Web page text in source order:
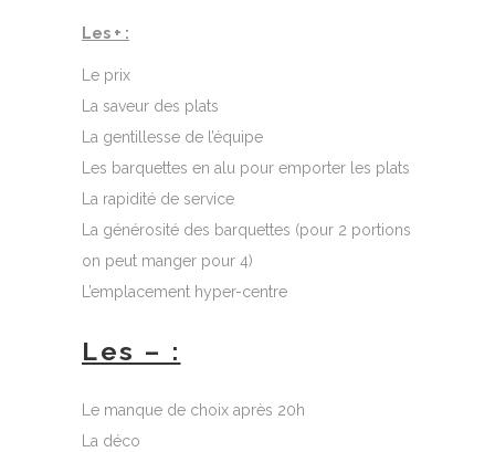
Les + :
Le prix
La saveur des plats
La gentillesse de l’équipe
Les barquettes en alu pour emporter les plats
La rapidité de service
La générosité des barquettes (pour 2 portions
on peut manger pour 4)
L’emplacement hyper-centre
Les – :
Le manque de choix après 20h
La déco